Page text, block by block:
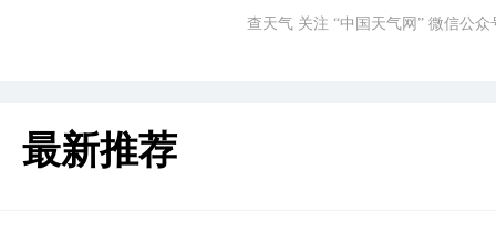
查天气 关注 “中国天气网” 微信公众
最新推荐